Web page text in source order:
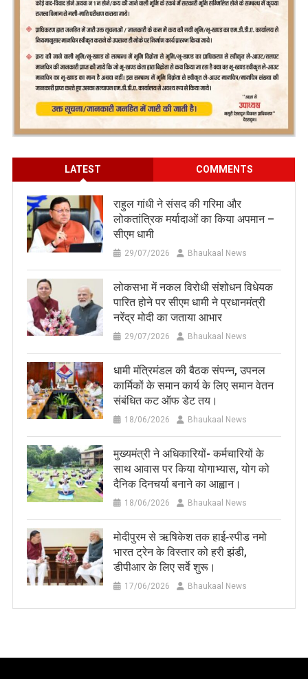
LATEST COMMENTS
राहुल गांधी ने संसद की गरिमा और
लोकतांत्रिक मर्यादाओं का किया अपमान –
सीएम धामी
29/07/2026 Bhaukaal News
लोकसभा में नकल विरोधी संशोधन विधेयक
पारित होने पर सीएम धामी ने प्रधानमंत्री
नरेंद्र मोदी का जताया आभार
29/07/2026 Bhaukaal News
धामी मंत्रिमंडल की बैठक संपन्न, उपनल
कार्मिकों के समान कार्य के लिए समान वेतन
संबंधित कट ऑफ डेट तय।
18/06/2026 Bhaukaal News
मुख्यमंत्री ने अधिकारियों- कर्मचारियों के
साथ आवास पर किया योगाभ्यास, योग को
दैनिक दिनचर्या बनाने का आह्वान।
18/06/2026 Bhaukaal News
मोदीपुरम से ऋषिकेश तक हाई‑स्पीड नमो
भारत ट्रेन के विस्तार को हरी झंडी,
डीपीआर के लिए सर्वे शुरू।
17/06/2026 Bhaukaal News